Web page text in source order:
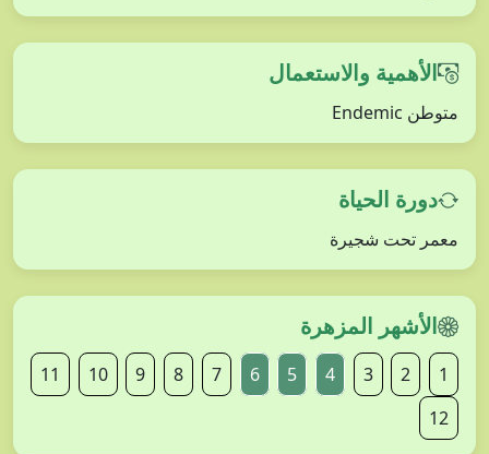
الأهمية والاستعمال
متوطن Endemic
دورة الحياة
معمر تحت شجيرة
الأشهر المزهرة
1
2
3
4
5
6
7
8
9
10
11
12